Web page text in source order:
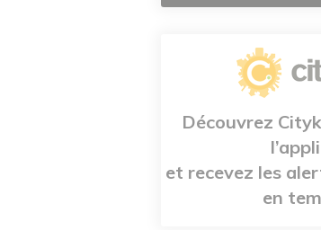
Découvrez
et recevez les
en